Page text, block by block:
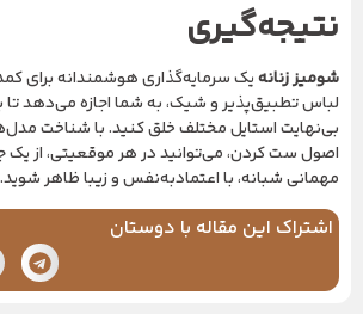
نتیجه‌گیری
شومیز زنانهیک سرمایه‌گذاری هوشمندانه برای
لباس تطبیق‌پذیر و شیک، به شما اجازه می‌دهد تا
بی‌نهایت استایل مختلف خلق کنید. با شناخت
اصول ست کردن، می‌توانید در هر موقعیتی، از
مهمانی شبانه، با اعتمادبه‌نفس و زیبا ظاهر شوید.
اشتراک این مقاله با دوستان